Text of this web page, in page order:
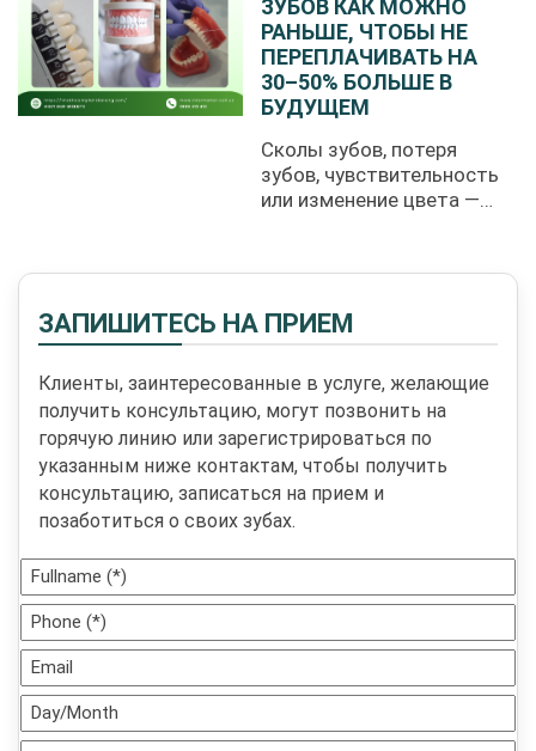
ЗУБОВ КАК МОЖНО
РАНЬШЕ, ЧТОБЫ НЕ
ПЕРЕПЛАЧИВАТЬ НА
30–50% БОЛЬШЕ В
БУДУЩЕМ
Сколы зубов, потеря
зубов, чувствительность
или изменение цвета —
ЗАПИШИТЕСЬ НА ПРИЕМ
Клиенты, заинтересованные в услуге, желающие
получить консультацию, могут позвонить на
горячую линию или зарегистрироваться по
указанным ниже контактам, чтобы получить
консультацию, записаться на прием и
позаботиться о своих зубах.